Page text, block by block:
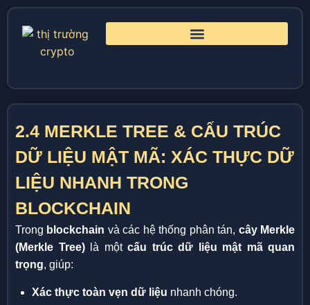
2.4 MERKLE TREE & CẤU TRÚC
DỮ LIỆU MẬT MÃ: XÁC THỰC DỮ
LIỆU NHANH TRONG
BLOCKCHAIN
Trong blockchain và các hệ thống phân tán, cây Merkle
(Merkle Tree)là một cấu trúc dữ liệu mật mã quan
trọng, giúp:
Xác thực toàn vẹn dữ liệu nhanh chóng.